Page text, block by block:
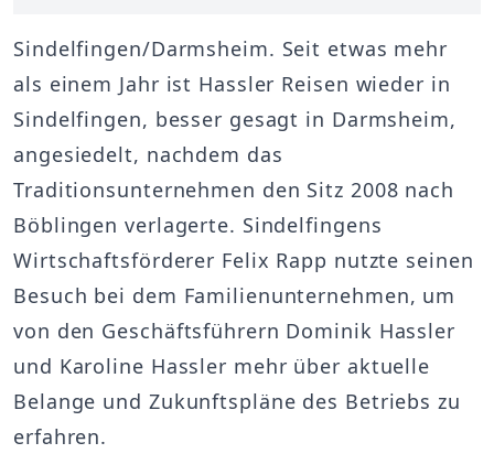
Sindelfingen/Darmsheim. Seit etwas mehr
als einem Jahr ist Hassler Reisen wieder in
Sindelfingen, besser gesagt in Darmsheim,
angesiedelt, nachdem das
Traditionsunternehmen den Sitz 2008 nach
Böblingen verlagerte. Sindelfingens
Wirtschaftsförderer Felix Rapp nutzte seinen
Besuch bei dem Familienunternehmen, um
von den Geschäftsführern Dominik Hassler
und Karoline Hassler mehr über aktuelle
Belange und Zukunftspläne des Betriebs zu
erfahren.